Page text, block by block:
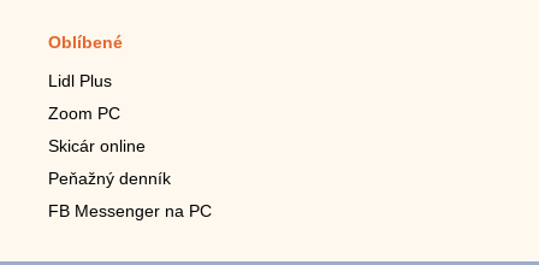
Oblíbené
Lidl Plus
Zoom PC
Skicár online
Peňažný denník
FB Messenger na PC